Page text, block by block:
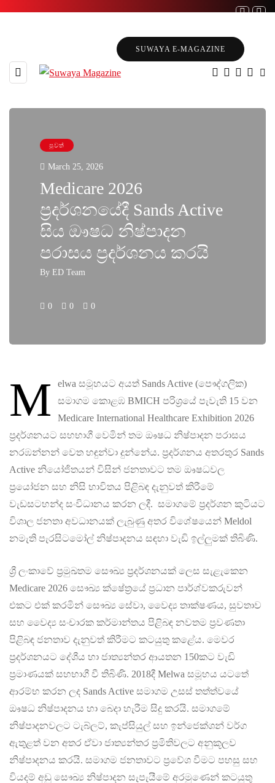
SUWAYA E-MAGAZINE
පුවත්
March 25, 2026
Medicare 2026
ප්‍රදර්ශනයේදී Sands Active
සිය ඖෂධ නිෂ්පාදන
පරාසය ප්‍රදර්ශනය කරයි
By ED Team
0 0 0
M
elwa සමූහයට අයත් Sands Active (පෞද්ගලික)
සමාගම කොළඹ BMICH පරිශ්‍රයේ පැවැති 15 වන
Medicare International Healthcare Exhibition 2026
ප්‍රදර්ශනයට සහභාගී වෙමින් තම ඖෂධ නිෂ්පාදන පරාසය
නරඹන්නන් වෙත හඳුන්වා දුන්නේය. ප්‍රදර්ශනය අතරතුර Sands
Active නියෝජිතයන් විසින් ජනතාවට තම ඖෂධවල
ප්‍රයෝජන සහ නිසි භාවිතය පිළිබඳ දැනුවත් කිරීමේ
වැඩසටහන්ද සංවිධානය කරන ලදී. සමාගමේ ප්‍රදර්ශන කුටියට
විශාල ජනතා අවධානයක් ලැබුණු අතර විශේෂයෙන් Meldol
නමැති පැරසිටමෝල් නිෂ්පාදනය සඳහා වැඩි ඉල්ලුමක් තිබිණි.
ශ්‍රී ලංකාවේ ප්‍රමුඛතම සෞඛ්‍ය ප්‍රදර්ශනයක් ලෙස සැළැකෙන
Medicare 2026 සෞඛ්‍ය ක්ෂේත්‍රයේ ප්‍රධාන පාර්ශ්වකරුවන්
එකට එක් කරමින් සෞඛ්‍ය සේවා, වෛද්‍ය තාක්ෂණය, සුවතාව
සහ වෛද්‍ය සංචාරක කර්මාන්තය පිළිබඳ නවතම ප්‍රවණතා
පිළිබඳ ජනතාව දැනුවත් කිරීමට කටයුතු කළේය. මෙවර
ප්‍රදර්ශනයට දේශීය හා ජාත්‍යන්තර ආයතන 150කට වැඩි
ප්‍රමාණයක් සහභාගී වී තිබිණි. 2018දී Melwa සමූහය යටතේ
ආරම්භ කරන ලද Sands Active සමාගම උසස් තත්ත්වයේ
ඖෂධ නිෂ්පාදනය හා බෙදා හැරීම සිදු කරයි. සමාගමේ
නිෂ්පාදනවලට ටැබ්ලට්, කැප්සියුල් සහ ඉන්ජෙක්ශන් වර්ග
ඇතුළත් වන අතර ඒවා ජාත්‍යන්තර ප්‍රමිතිවලට අනුකූලව
නිෂ්පාදනය කරයි. සමාගම ජනතාවට ප්‍රවේශ වීමට පහසු සහ
වියදම් අඩු සෞඛ්‍ය නිෂ්පාදන සැපැයීමේ අරමුණෙන් කටයුතු